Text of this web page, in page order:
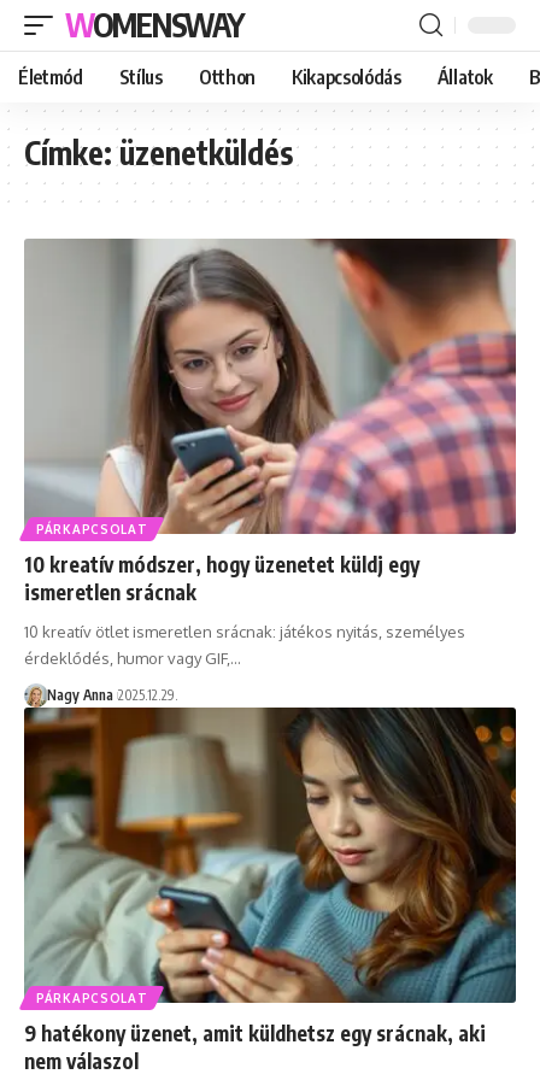
WOMENSWAY
Életmód Stílus Otthon Kikapcsolódás Állatok
Címke:üzenetküldés
PÁRKAPCSOLAT
10 kreatív módszer, hogy üzenetet küldj egy
ismeretlen srácnak
10 kreatív ötlet ismeretlen srácnak: játékos nyitás, személyes
érdeklődés, humor vagy GIF,…
Nagy Anna 2025.12.29.
PÁRKAPCSOLAT
9 hatékony üzenet, amit küldhetsz egy srácnak, aki
nem válaszol